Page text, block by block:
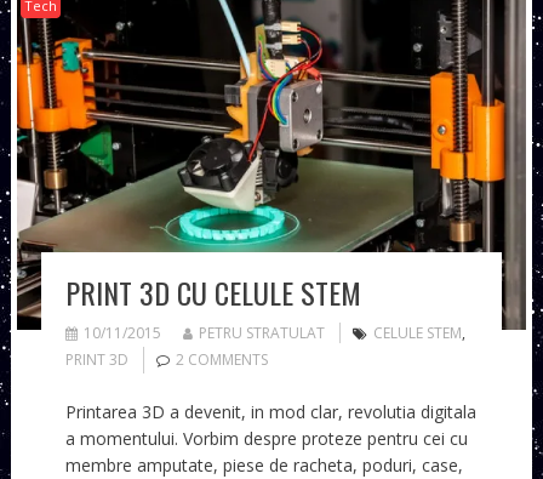
Tech
PRINT 3D CU CELULE STEM
10/11/2015 PETRU STRATULAT CELULE STEM,
PRINT 3D
2 COMMENTS
Printarea 3D a devenit, in mod clar, revolutia digitala
a momentului. Vorbim despre proteze pentru cei cu
membre amputate, piese de racheta, poduri, case,